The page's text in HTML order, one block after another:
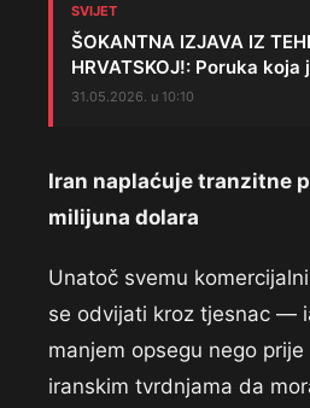
SVIJET
ŠOKANTNA IZJAVA IZ
HRVATSKOJ!: Poruka
31.05.2026. u 10:10
Iran naplaćuje tranzitne
milijuna dolara
Unatoč svemu
se odvijati kroz tjesnac —
manjem opsegu nego
iranskim tvrdnjama da